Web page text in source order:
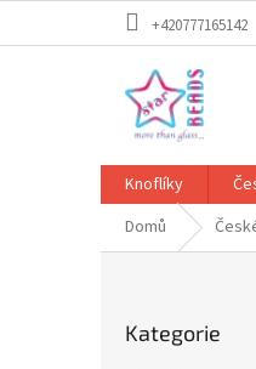
+420777165142
Knoflíky
Domů
kategorie
Kategorie